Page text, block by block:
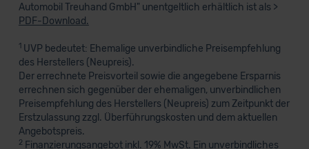
Automobil Treuhand GmbH" unentgeltlich erhältlich ist als >
PDF-Download.
1UVP bedeutet: Ehemalige unverbindliche Preisempfehlung
des Herstellers (Neupreis).
Der errechnete Preisvorteil sowie die angegebene Ersparnis
errechnen sich gegenüber der ehemaligen, unverbindlichen
Preisempfehlung des Herstellers (Neupreis) zum Zeitpunkt der
Erstzulassung zzgl. Überführungskosten und dem aktuellen
Angebotspreis.
2 Finanzierungsangebot inkl. 19% MwSt. Ein unverbindliches